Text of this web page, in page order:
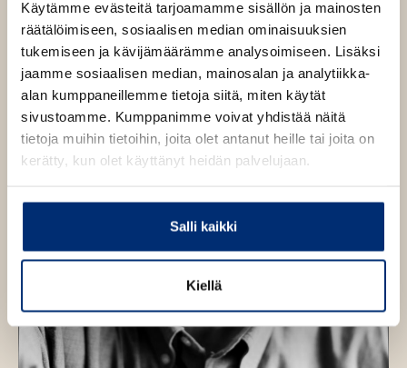
Käytämme evästeitä tarjoamamme sisällön ja mainosten
räätälöimiseen, sosiaalisen median ominaisuuksien
tukemiseen ja kävijämäärämme analysoimiseen. Lisäksi
jaamme sosiaalisen median, mainosalan ja analytiikka-
alan kumppaneillemme tietoja siitä, miten käytät
sivustoamme. Kumppanimme voivat yhdistää näitä
tietoja muihin tietoihin, joita olet antanut heille tai joita on
kerätty, kun olet käyttänyt heidän palvelujaan.
Salli kaikki
Kiellä